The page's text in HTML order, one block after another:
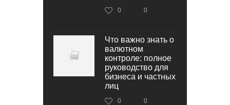
0 0
Что важно знать о
валютном
контроле: полное
руководство для
бизнеса и частных
лиц
0 0